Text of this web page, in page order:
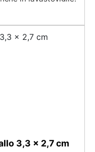
riprodotti con un
precise. ✅
personalizzate.
3,3 x 2,7 cm